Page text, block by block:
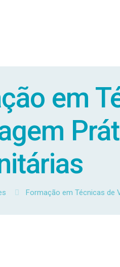
em
Formação em Técnicas de